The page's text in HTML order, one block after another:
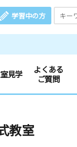
学習中の方
見学
よくある
ご質問
教室